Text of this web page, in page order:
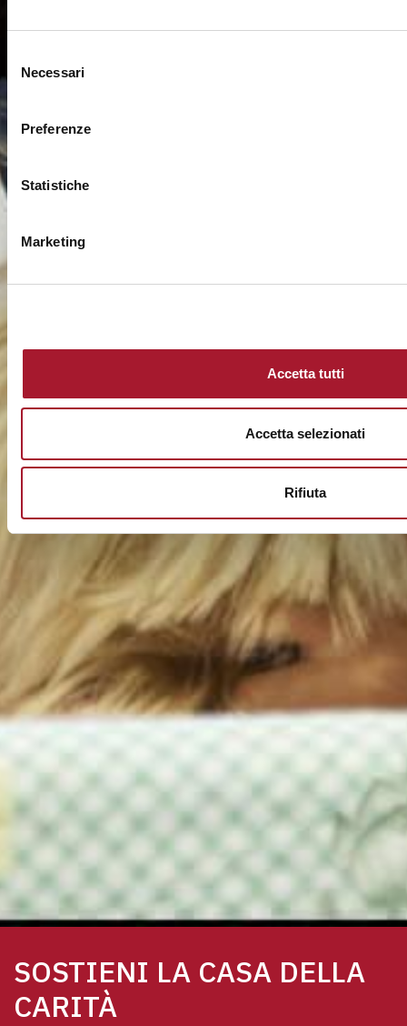
delNecessari
Preferenze
Statistiche
Marketing
Accetta tutti
Accetta selezionati
Rifiuta
SOSTIENI LA CASA DELLA
CARITÀ